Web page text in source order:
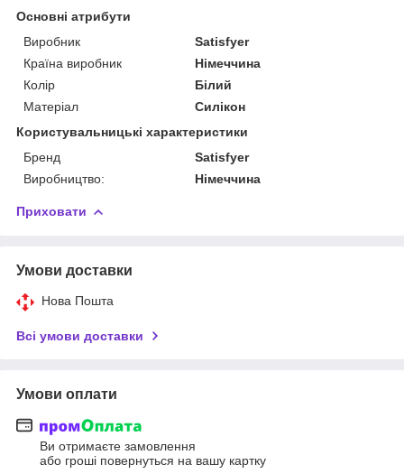
Основні атрибути
Виробник
Satisfyer
Країна виробник
Німеччина
Колір
Білий
Матеріал
Силікон
Користувальницькі характеристики
Бренд
Satisfyer
Виробництво:
Німеччина
Приховати
Умови доставки
Нова Пошта
Всі умови доставки
Умови оплати
Ви отримаєте замовлення
або гроші повернуться на вашу картку